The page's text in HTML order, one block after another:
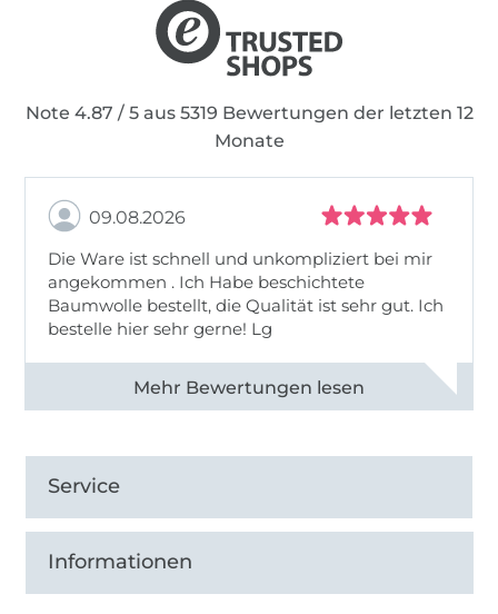
Note 4.87 / 5 aus 5319 Bewertungen der letzten 12
Monate
09.08.2026
Die Ware ist schnell und unkompliziert bei mir
angekommen . Ich Habe beschichtete
Baumwolle bestellt, die Qualität ist sehr gut. Ich
bestelle hier sehr gerne! Lg
Alle 83031 Bewertungen ansehen
Service
Informationen